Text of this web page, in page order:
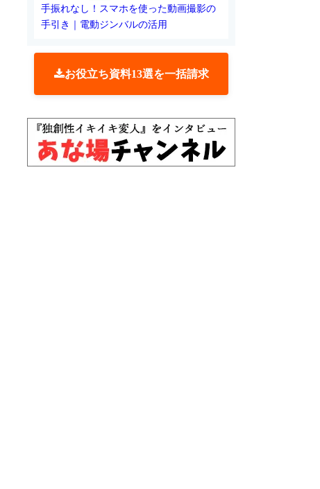
手振れなし！スマホを使った動画撮影の
手引き｜電動ジンバルの活用
お役立ち資料13選を一括請求